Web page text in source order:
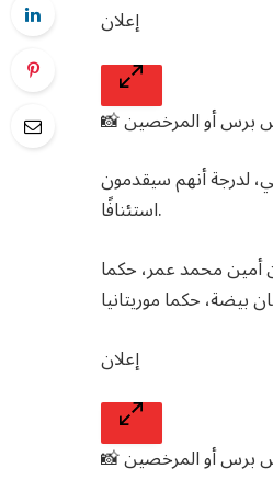
إعلان
برس أو المرخصين
لدرجة أنهم سيقدمون
استئنافًا.
أمين محمد عمر، حكما
إعلان
برس أو المرخصين